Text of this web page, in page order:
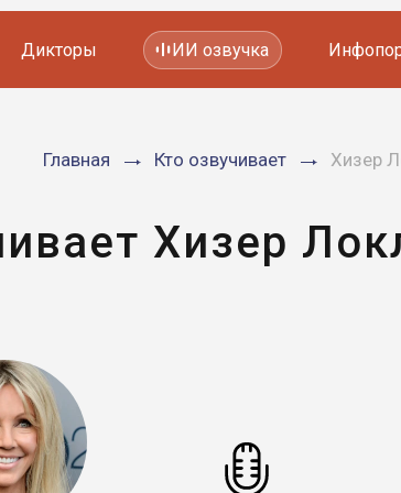
Мультфильмов
Дикторы ИИ озвучка
Главная Кто озвучивает Хизер
Хизер